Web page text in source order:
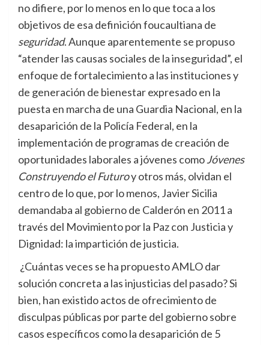
no difiere, por lo menos en lo que toca a los
objetivos de esa definición foucaultiana de
seguridad. Aunque aparentemente se propuso
“atender las causas sociales de la inseguridad”, el
enfoque de fortalecimiento a las instituciones y
de generación de bienestar expresado en la
puesta en marcha de una Guardia Nacional, en la
desaparición de la Policía Federal, en la
implementación de programas de creación de
oportunidades laborales a jóvenes comoJóvenes
Construyendo el Futuroy otros más, olvidan el
centro de lo que, por lo menos, Javier Sicilia
demandaba al gobierno de Calderón en 2011 a
través del Movimiento por la Paz con Justicia y
Dignidad: la impartición de justicia.
¿Cuántas veces se ha propuesto AMLO dar
solución concreta a las injusticias del pasado? Si
bien, han existido actos de ofrecimiento de
disculpas públicas por parte del gobierno sobre
casos específicos como la desaparición de 5